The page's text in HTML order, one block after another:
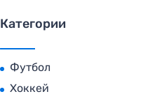
Категории
Футбол
Хоккей